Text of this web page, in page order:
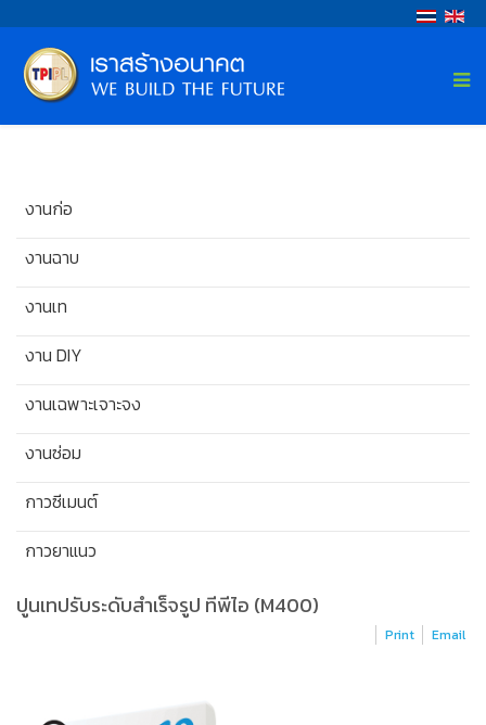
งานก่อ
งานฉาบ
งานเท
งาน DIY
งานเฉพาะเจาะจง
งานซ่อม
กาวซีเมนต์
กาวยาแนว
ปูนเทปรับระดับสำเร็จรูป ทีพีไอ (M400)
Print Email